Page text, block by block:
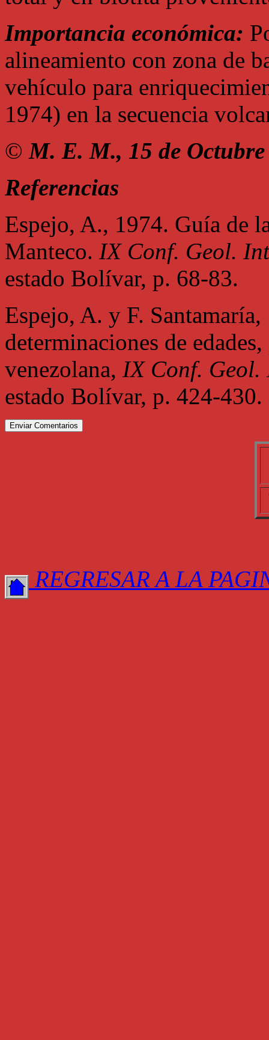
Importancia económica:
alineamiento con zona de
vehículo para
1974) en la secuencia
©M. E. M., 15 de Octubre
Referencias
Espejo, A., 1974. Guía de
Manteco. IX Conf. Geol.
estado Bolívar, p. 68-83.
Espejo, A. y F.
determinaciones de
venezolana, IX Conf. Geol.
estado Bolívar, p. 424-430.
REGRESAR A LA